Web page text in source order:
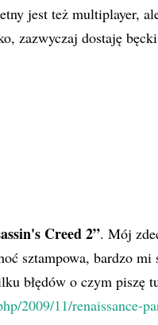
jest też multiplayer,
zazwyczaj dostaję
Creed 2”. Mój
sztampowa, bardzo
błędów o czym piszę
2009/11/renaissance-